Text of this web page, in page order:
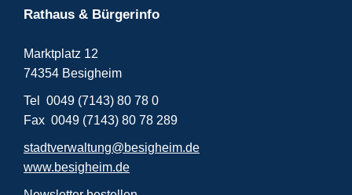
Rathaus & Bürgerinfo
Marktplatz 12
74354 Besigheim
Tel 0049 (7143) 80 78 0
Fax 0049 (7143) 80 78 289
stadtverwaltung@besigheim.de
www.besigheim.de